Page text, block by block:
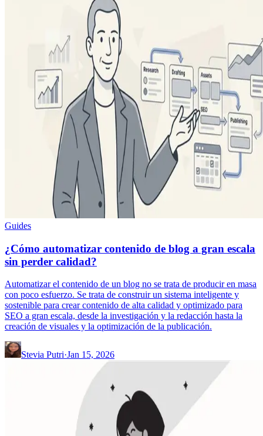
Guides
¿Cómo automatizar contenido de blog a gran escala
sin perder calidad?
Automatizar el contenido de un blog no se trata de producir en masa
con poco esfuerzo. Se trata de construir un sistema inteligente y
sostenible para crear contenido de alta calidad y optimizado para
SEO a gran escala, desde la investigación y la redacción hasta la
creación de visuales y la optimización de la publicación.
Stevia Putri·Jan 15, 2026